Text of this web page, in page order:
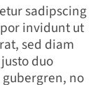
sadipscing
invidunt ut
sed diam
duo
no